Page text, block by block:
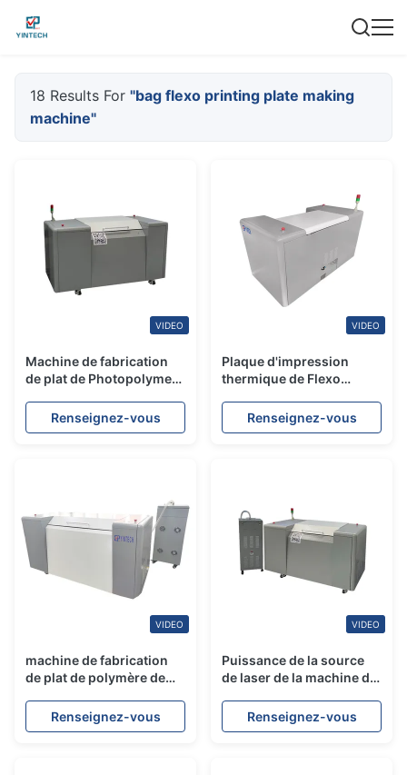
18 Results For "bag flexo printing plate making
machine"
VIDEO
Machine de fabrication
de plat de Photopolymer
d'impression zip-lock de
Flexo de sac faisant la
Renseignez-vous
VIDEO
Plaque d'impression
thermique de Flexo
presse de Digital de
machine pré
Renseignez-vous
VIDEO
machine de fabrication
de plat de polymère de
830nm écologique
Renseignez-vous
VIDEO
Puissance de la source
de laser de la machine de
polymère de PCT Flexo
830nm 5.5KW
Renseignez-vous